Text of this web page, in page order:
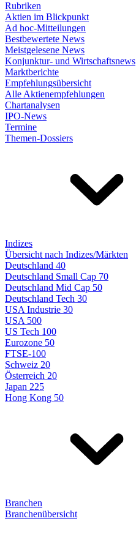
Rubriken
Aktien im Blickpunkt
Ad hoc-Mitteilungen
Bestbewertete News
Meistgelesene News
Konjunktur- und Wirtschaftsnews
Marktberichte
Empfehlungsübersicht
Alle Aktienempfehlungen
Chartanalysen
IPO-News
Termine
Themen-Dossiers
Indizes
Übersicht nach Indizes/Märkten
Deutschland 40
Deutschland Small Cap 70
Deutschland Mid Cap 50
Deutschland Tech 30
USA Industrie 30
USA 500
US Tech 100
Eurozone 50
FTSE-100
Schweiz 20
Österreich 20
Japan 225
Hong Kong 50
Branchen
Branchenübersicht